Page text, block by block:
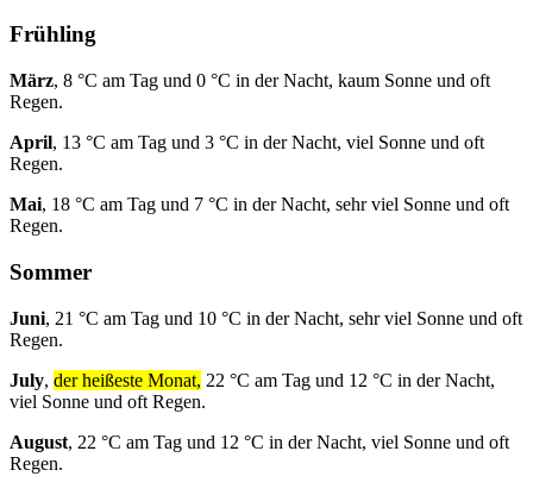
Frühling
März, 8 °C am Tag und 0 °C in der Nacht, kaum Sonne und oft
Regen.
April, 13 °C am Tag und 3 °C in der Nacht, viel Sonne und oft
Regen.
Mai, 18 °C am Tag und 7 °C in der Nacht, sehr viel Sonne und oft
Regen.
Sommer
Juni, 21 °C am Tag und 10 °C in der Nacht, sehr viel Sonne und oft
Regen.
July, der heißeste Monat, 22 °C am Tag und 12 °C in der Nacht,
viel Sonne und oft Regen.
August, 22 °C am Tag und 12 °C in der Nacht, viel Sonne und oft
Regen.